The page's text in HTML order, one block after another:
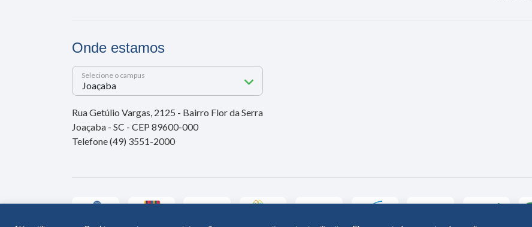
Onde estamos
Selecione o campus
Rua Getúlio Vargas, 2125 - Bairro Flor da Serra
Joaçaba - SC - CEP 89600-000
Telefone (49) 3551-2000